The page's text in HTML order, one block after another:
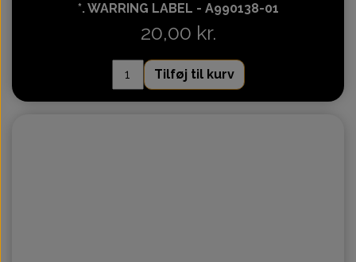
*. WARRING LABEL - A990138-01
20,00 kr.
Tilføj til kurv